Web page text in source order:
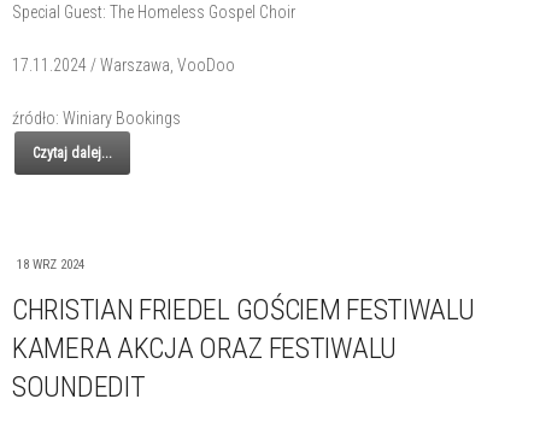
Special Guest: The Homeless Gospel Choir
17.11.2024 / Warszawa, VooDoo
źródło: Winiary Bookings
Czytaj dalej...
18 WRZ 2024
CHRISTIAN FRIEDEL GOŚCIEM FESTIWALU
KAMERA AKCJA ORAZ FESTIWALU
SOUNDEDIT